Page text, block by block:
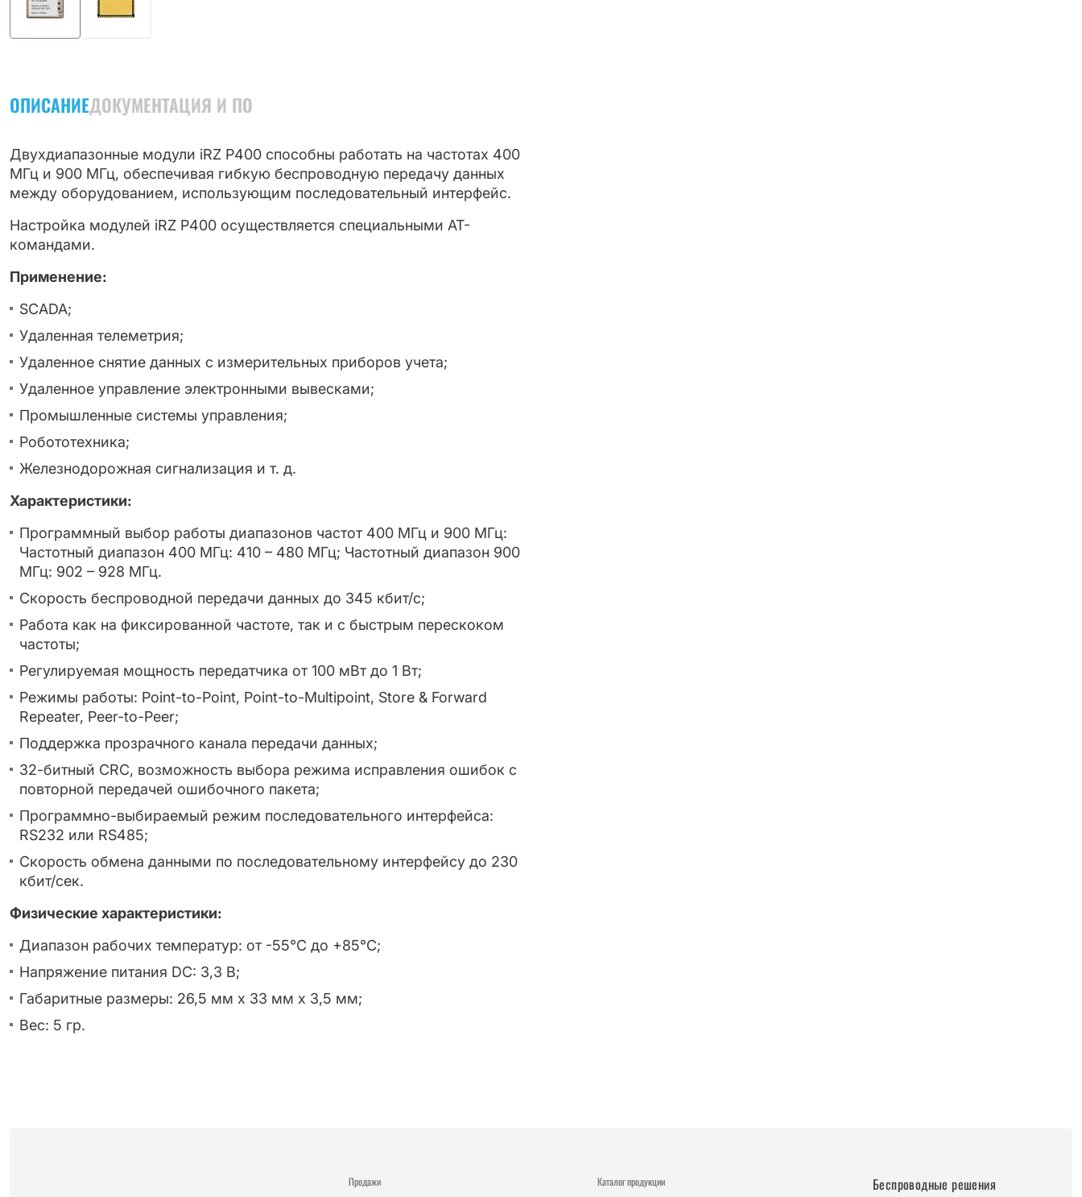
ОПИСАНИЕДОКУМЕНТАЦИЯ И ПО
Двухдиапазонные модули iRZ P400 способны работать на частотах 400
МГц и 900 МГц, обеспечивая гибкую беспроводную передачу данных
между оборудованием, использующим последовательный интерфейс.
Настройка модулей iRZ P400 осуществляется специальными AT-
командами.
Применение:
SCADA;
Удаленная телеметрия;
Удаленное снятие данных с измерительных приборов учета;
Удаленное управление электронными вывесками;
Промышленные системы управления;
Робототехника;
Железнодорожная сигнализация и т. д.
Характеристики:
Программный выбор работы диапазонов частот 400 МГц и 900 МГц:
Частотный диапазон 400 МГц: 410 – 480 МГц; Частотный диапазон 900
МГц: 902 – 928 МГц.
Скорость беспроводной передачи данных до 345 кбит/с;
Работа как на фиксированной частоте, так и с быстрым перескоком
частоты;
Регулируемая мощность передатчика от 100 мВт до 1 Вт;
Режимы работы: Point-to-Point, Point-to-Multipoint, Store & Forward
Repeater, Peer-to-Peer;
Поддержка прозрачного канала передачи данных;
32-битный CRC, возможность выбора режима исправления ошибок с
повторной передачей ошибочного пакета;
Программно-выбираемый режим последовательного интерфейса:
RS232 или RS485;
Скорость обмена данными по последовательному интерфейсу до 230
кбит/сек.
Физические характеристики:
Диапазон рабочих температур: от -55°C до +85°C;
Напряжение питания DC: 3,3 В;
Габаритные размеры: 26,5 мм х 33 мм х 3,5 мм;
Вес: 5 гр.
Продажи Каталог продукции
Беспроводные решения